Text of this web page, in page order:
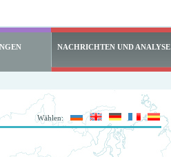
NACHRICHTEN UND ANALYSE
Wählen: